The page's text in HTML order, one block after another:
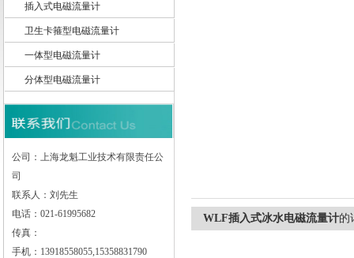
上海龙魁工业技术有限责任公司
插入式电磁流量计
卫生卡箍型电磁流量计
一体型电磁流量计
分体型电磁流量计
公司：上海龙魁工业技术有限责任公
司
联系人：刘先生
电话：021-61995682
传真：
手机：13918558055,15358831790
WLF插入式冰水电磁流量计的